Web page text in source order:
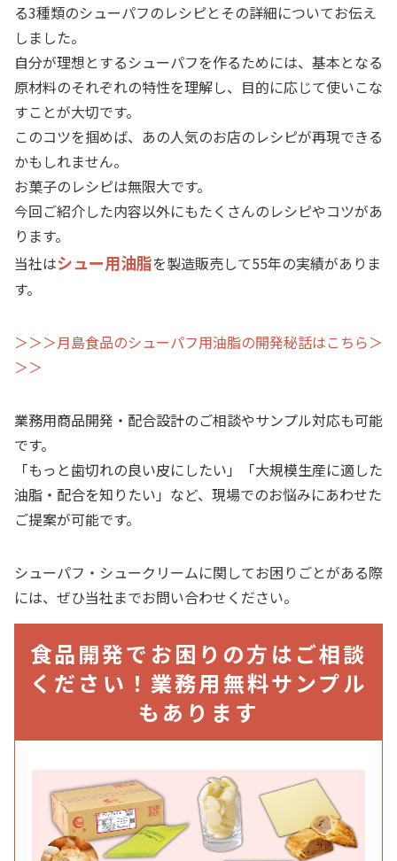
る3種類のシューパフのレシピとその詳細についてお伝え
しました。
自分が理想とするシューパフを作るためには、基本となる
原材料のそれぞれの特性を理解し、目的に応じて使いこな
すことが大切です。
このコツを掴めば、あの人気のお店のレシピが再現できる
かもしれません。
お菓子のレシピは無限大です。
今回ご紹介した内容以外にもたくさんのレシピやコツがあ
ります。
当社はシュー用油脂を製造販売して55年の実績がありま
す。
＞＞＞月島食品のシューパフ用油脂の開発秘話はこちら＞
＞＞
業務用商品開発・配合設計のご相談やサンプル対応も可能
です。
「もっと歯切れの良い皮にしたい」「大規模生産に適した
油脂・配合を知りたい」など、 現場でのお悩みにあわせた
ご提案が可能です。
シューパフ・シュークリームに関してお困りごとがある際
には、ぜひ当社までお問い合わせください。
食品開発でお困りの方はご相談
ください！業務用無料サンプル
もあります